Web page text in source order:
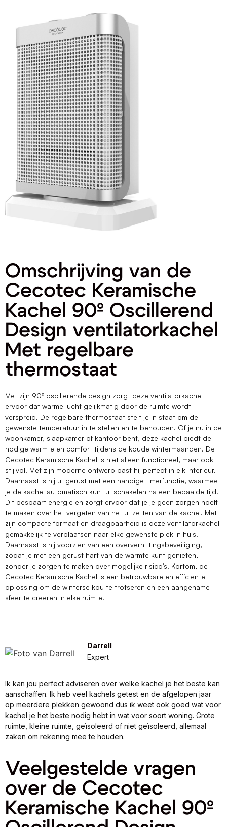
Omschrijving van de
Cecotec Keramische
Kachel 90º Oscillerend
Design ventilatorkachel
Met regelbare
thermostaat
Met zijn 90º oscillerende design zorgt deze ventilatorkachel
ervoor dat warme lucht gelijkmatig door de ruimte wordt
verspreid. De regelbare thermostaat stelt je in staat om de
gewenste temperatuur in te stellen en te behouden. Of je nu in de
woonkamer, slaapkamer of kantoor bent, deze kachel biedt de
nodige warmte en comfort tijdens de koude wintermaanden. De
Cecotec Keramische Kachel is niet alleen functioneel, maar ook
stijlvol. Met zijn moderne ontwerp past hij perfect in elk interieur.
Daarnaast is hij uitgerust met een handige timerfunctie, waarmee
je de kachel automatisch kunt uitschakelen na een bepaalde tijd.
Dit bespaart energie en zorgt ervoor dat je je geen zorgen hoeft
te maken over het vergeten van het uitzetten van de kachel. Met
zijn compacte formaat en draagbaarheid is deze ventilatorkachel
gemakkelijk te verplaatsen naar elke gewenste plek in huis.
Daarnaast is hij voorzien van een oververhittingsbeveiliging,
zodat je met een gerust hart van de warmte kunt genieten,
zonder je zorgen te maken over mogelijke risico's. Kortom, de
Cecotec Keramische Kachel is een betrouwbare en efficiënte
oplossing om de winterse kou te trotseren en een aangename
sfeer te creëren in elke ruimte.
Darrell
Expert
Ik kan jou perfect adviseren over welke kachel je het beste kan
aanschaffen. Ik heb veel kachels getest en de afgelopen jaar
op meerdere plekken gewoond dus ik weet ook goed wat voor
kachel je het beste nodig hebt in wat voor soort woning. Grote
ruimte, kleine ruimte, geïsoleerd of niet geïsoleerd, allemaal
zaken om rekening mee te houden.
Veelgestelde vragen
over de Cecotec
Keramische Kachel 90º